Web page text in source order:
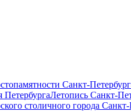
Санкт-
ПетербургаЛетопись Санкт-
столичного города Санкт-